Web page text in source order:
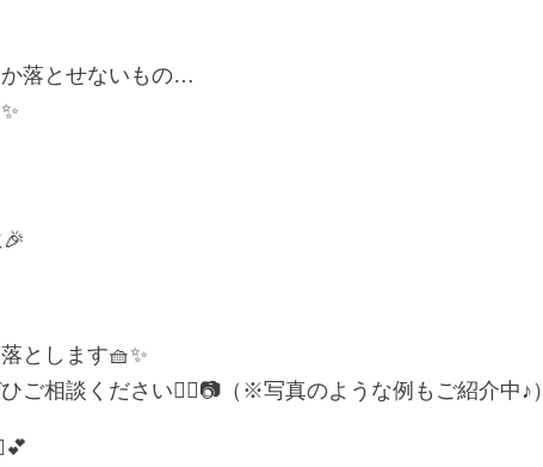
落とせないもの…
とします🧺✨
ご相談ください🙆‍♀️📷（※写真のような例もご紹介中♪）